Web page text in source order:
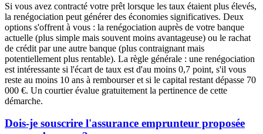
Si vous avez contracté votre prêt lorsque les taux étaient plus élevés,
la renégociation peut générer des économies significatives. Deux
options s'offrent à vous : la renégociation auprès de votre banque
actuelle (plus simple mais souvent moins avantageuse) ou le rachat
de crédit par une autre banque (plus contraignant mais
potentiellement plus rentable). La règle générale : une renégociation
est intéressante si l'écart de taux est d'au moins 0,7 point, s'il vous
reste au moins 10 ans à rembourser et si le capital restant dépasse 70
000 €. Un courtier évalue gratuitement la pertinence de cette
démarche.
Dois-je souscrire l'assurance emprunteur proposée